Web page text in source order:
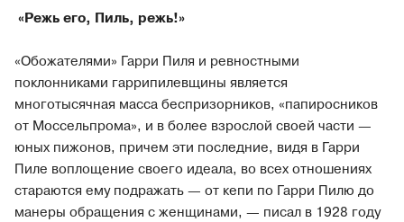
«Режь его, Пиль, режь!»
«Обожателями» Гарри Пиля и ревностными
поклонниками гаррипилевщины является
многотысячная масса беспризорников, «папиросников
от Моссельпрома», и в более взрослой своей части —
юных пижонов, причем эти последние, видя в Гарри
Пиле воплощение своего идеала, во всех отношениях
стараются ему подражать — от кепи по Гарри Пилю до
манеры обращения с женщинами, — писал в 1928 году